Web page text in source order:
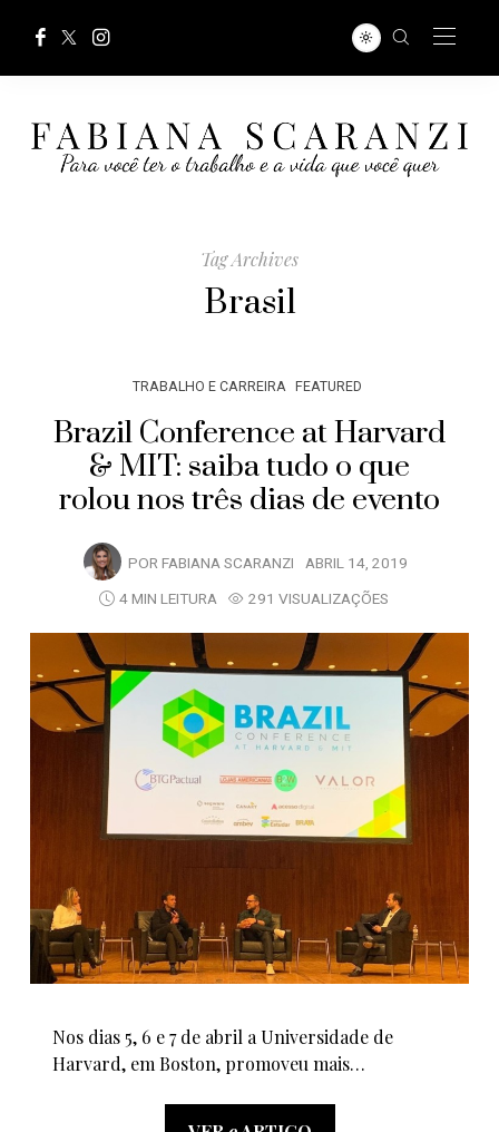
Tag Archives
Brasil
TRABALHO E CARREIRA FEATURED
Brazil Conference at Harvard
& MIT: saiba tudo o que
rolou nos três dias de evento
POR FABIANA SCARANZI ABRIL 14, 2019
4 MIN LEITURA
291 VISUALIZAÇÕES
Nos dias 5, 6 e 7 de abril a Universidade de
Harvard, em Boston, promoveu mais…